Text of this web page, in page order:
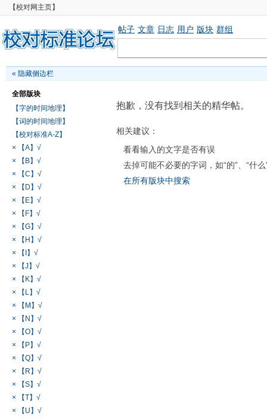
【校对网主页】
帖子 文章 日志 用户 版块 群组
« 隐藏侧边栏
全部版块
【字的时间地理】
【词的时间地理】
【校对标准A-Z】
× 【A】√
× 【B】√
× 【C】√
× 【D】√
× 【E】√
× 【F】√
× 【G】√
× 【H】√
× 【I】√
× 【J】√
× 【K】√
× 【L】√
× 【M】√
× 【N】√
× 【O】√
× 【P】√
× 【Q】√
× 【R】√
× 【S】√
× 【T】√
× 【U】√
抱歉，没有找到相关的精华帖。
相关建议：
看看输入的文字是否有误
去掉可能不必要的字词，如“的”、“什么
在所有版块中搜索